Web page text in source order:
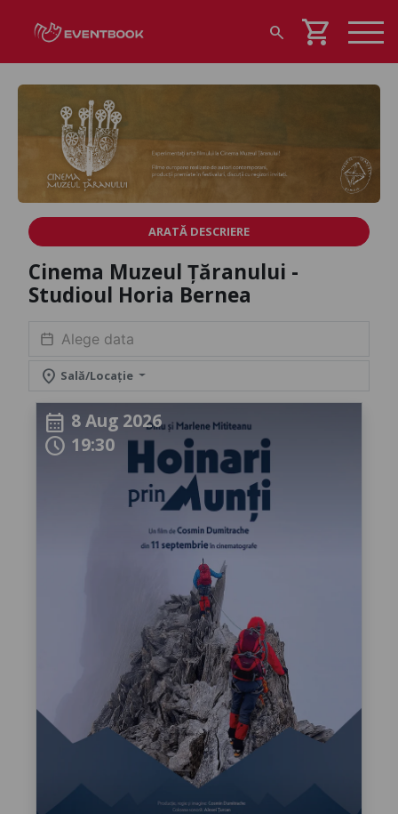
search shopping_cart
ARATĂ DESCRIERE
Cinema Muzeul Țăranului -
Studioul Horia Bernea
location_on Sală/Locație
calendar_month 8 Aug 2026
schedule 19:30